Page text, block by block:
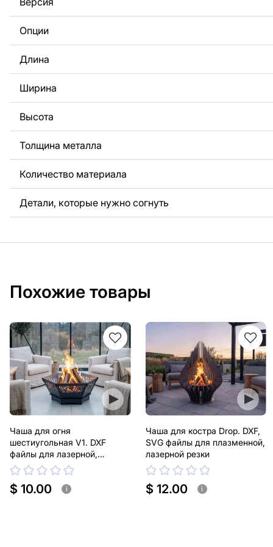
За дополнительную плату мы можем добавить любой
логотип вашей компании или внести другие изменения
Если вам нужно, чтобы мы выполнили
металла для вас, пожалуйста, свяжитесь с нами.
Если у вас остались вопросы или вам нужна помощь,
любое время, мы всегда готовы помочь.
Опции
Длина
Ширина
Высота
Толщина металла
Количество материала
Детали, которые нужно согнуть
Похожие товары
Чаша для огня
шестиугольная V1. DXF
файлы для лазерной,
плазменной резки
$ 10.00 i
Чаша для костра Drop. DXF,
SVG файлы для плазменной,
лазерной резки
$ 12.00 i